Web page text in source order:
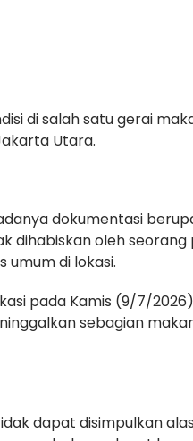
di salah satu gerai
Utara.
dokumentasi
dihabiskan oleh
umum di lokasi.
pada Kamis (9/7/
sebagian
dapat disimpulkan